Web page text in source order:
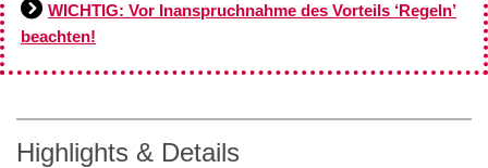
WICHTIG: Vor Inanspruchnahme des Vorteils ‘Regeln’
beachten!
Highlights & Details